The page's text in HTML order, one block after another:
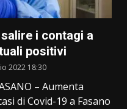
i contagi a
positivi
2022 18:30
– Aumenta
di Covid-19 a Fasano